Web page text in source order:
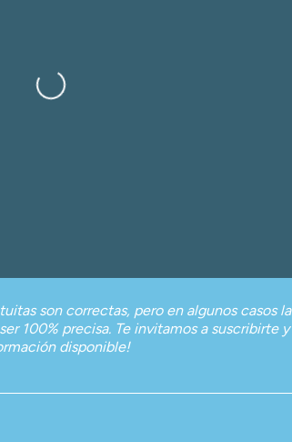
Cargando…
son correctas, pero en algunos casos la
100% precisa. Te invitamos a suscribirte y
disponible!